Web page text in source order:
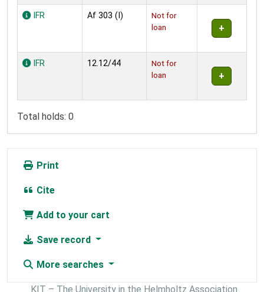
IFR Af 303 (I)
Not for
loan
IFR 12.12/44
Not for
loan
Total holds: 0
Print
Cite
Add to your cart
Save record
More searches
KIT – The University in the Helmholtz Association